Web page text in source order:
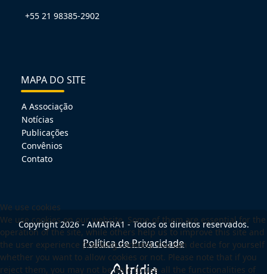
+55 21 98385-2902
MAPA DO SITE
A Associação
Notícias
Publicações
Convênios
Contato
Copyright 2026 - AMATRA1 - Todos os direitos reservados.
Política de Privacidade
We use cookies
We use cookies on our website. Some of them are essential for the
operation of the site, while others help us to improve this site and
the user experience (tracking cookies). You can decide for yourself
whether you want to allow cookies or not. Please note that if you
reject them, you may not be able to use all the functionalities of